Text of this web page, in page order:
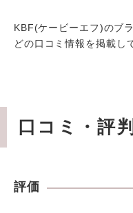
KBF(ケービーエフ)のブ
どの口コミ情報を掲載し
口コミ・評
評価